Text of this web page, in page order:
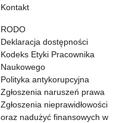
Kontakt
RODO
Deklaracja dostępności
Kodeks Etyki Pracownika
Naukowego
Polityka antykorupcyjna
Zgłoszenia naruszeń prawa
Zgłoszenia nieprawidłowości
oraz nadużyć finansowych w